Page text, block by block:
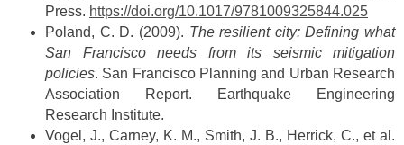
Press. https://doi.org/10.1017/9781009325844.025
Poland, C. D. (2009). The resilient city: Defining what
San Francisco needs from its seismic mitigation
policies. San Francisco Planning and Urban Research
Association Report. Earthquake Engineering
Research Institute.
Vogel, J., Carney, K. M., Smith, J. B., Herrick, C., et al.